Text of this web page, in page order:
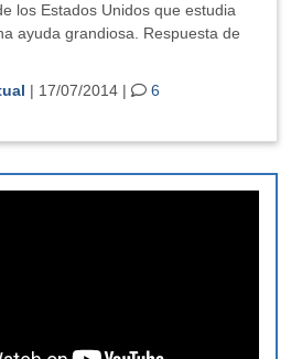
los Estados Unidos que estudia
ayuda grandiosa. Respuesta de
| 17/07/2014 |
6